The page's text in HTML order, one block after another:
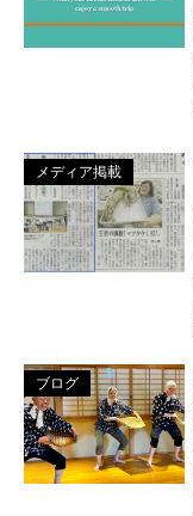
メディア掲載
ブログ